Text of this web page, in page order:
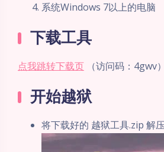
系统Windows 7以上的电脑
下载工具
点我跳转下载页 （访问码：4gwv）
开始越狱
将下载好的 越狱工具.zip 解